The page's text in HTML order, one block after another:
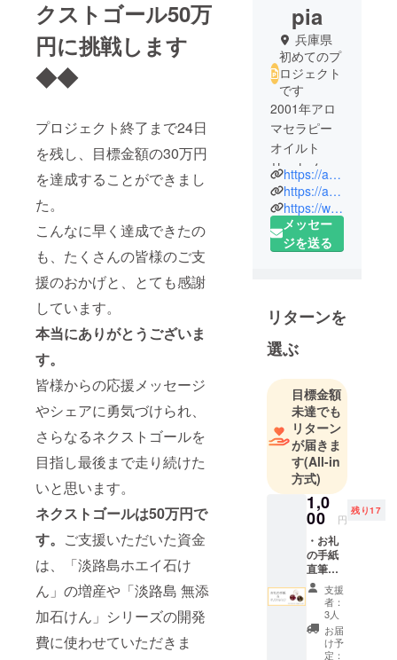
クストゴール50万
円に挑戦します
◆◆
プロジェクト終了まで24日
を残し、目標金額の30万円
を達成することができまし
た。
こんなに早く達成できたの
も、たくさんの皆様のご支
援のおかげと、とても感謝
しています。
本当にありがとうございま
す。
皆様からの応援メッセージ
やシェアに勇気づけられ、
さらなるネクストゴールを
目指し最後まで走り続けた
いと思います。
ネクストゴールは50万円で
す。 ご支援いただいた資金
は、「淡路島ホエイ石け
ん」の増産や「淡路島 無添
加石けん」シリーズの開発
費に使わせていただきま
pia
兵庫県
初めてのプ
ロジェクト
です
2001年アロ
マセラピー
オイルト
リートメン
トとリフレ
クソロジー
のサロン
「アロマピ
淡路島晴
海ヶ丘に移
転
アロマピア
代表 兵庫
つげこ
AEAJ認定ア
ロマテラ
ピーインス
トラクター
AEAJ認定ア
ロマセラピ
JHTA認定
ジャパニッ
シュヘッド
セラピスト
https://aromapia.jp/
https://aromapia.stores.jp/
https://www.instagram.com/awajibeewrap/
メッセー
ジを送る
リターンを
選ぶ
目標金額
未達でも
リターン
が届きま
す(All-in
方式)
1,0
00 円
残り17
・お礼
の手紙
直筆で
お送り
しま
す。 ・
オリジ
ナル
バッジ
支援
者：
3人
お届
け予
定：